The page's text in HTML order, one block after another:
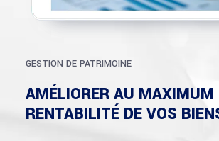
GESTION DE PATRIMOINE
AMÉLIORER AU MAXIMUM
RENTABILITÉ DE VOS